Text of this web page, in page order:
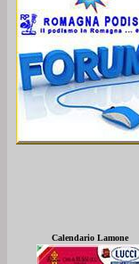
Calendario Lamone